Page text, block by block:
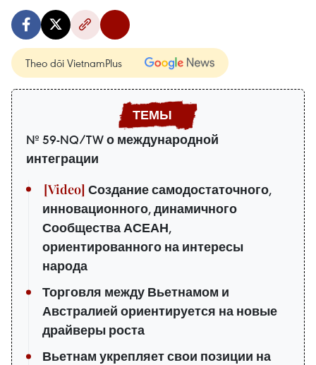
Theo dõi VietnamPlus
№ 59-NQ/TW о международной
интеграции
Создание самодостаточного,
инновационного, динамичного
Сообщества АСЕАН,
ориентированного на интересы
народа
Торговля между Вьетнамом и
Австралией ориентируется на новые
драйверы роста
Вьетнам укрепляет свои позиции на